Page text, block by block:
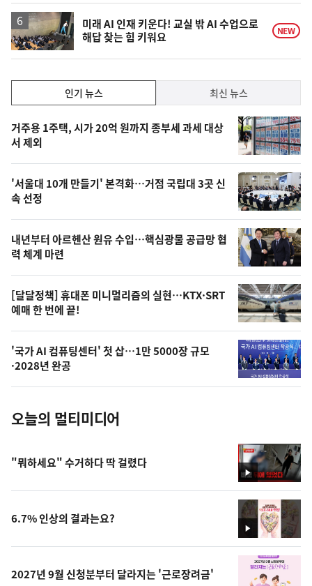
하
락
미래 AI 인재 키운다! 교실 밖 AI 수업으로
해답 찾는 힘 키워요
NEW
기,
최
신,
오
늘
의
영
상
오
늘
의
사
진
인기 뉴스 최신 뉴스
인
기
뉴
스
거주용 1주택, 시가 20억 원까지 종부세 과세 대상
서 제외
'서울대 10개 만들기' 본격화…거점 국립대 3곳 신
속 선정
내년부터 아르헨산 원유 수입…핵심광물 공급망 협
력 체계 마련
[달달정책] 휴대폰 미니멀리즘의 실현…KTX·SRT
예매 한 번에 끝!
'국가 AI 컴퓨팅센터' 첫 삽…1만 5000장 규모
·2028년 완공
오늘의 멀티미디어
영
상
"뭐하세요" 수거하다 딱 걸렸다
영
상
6.7% 인상의 결과는요?
2027년 9월 신청분부터 달라지는 '근로장려금'